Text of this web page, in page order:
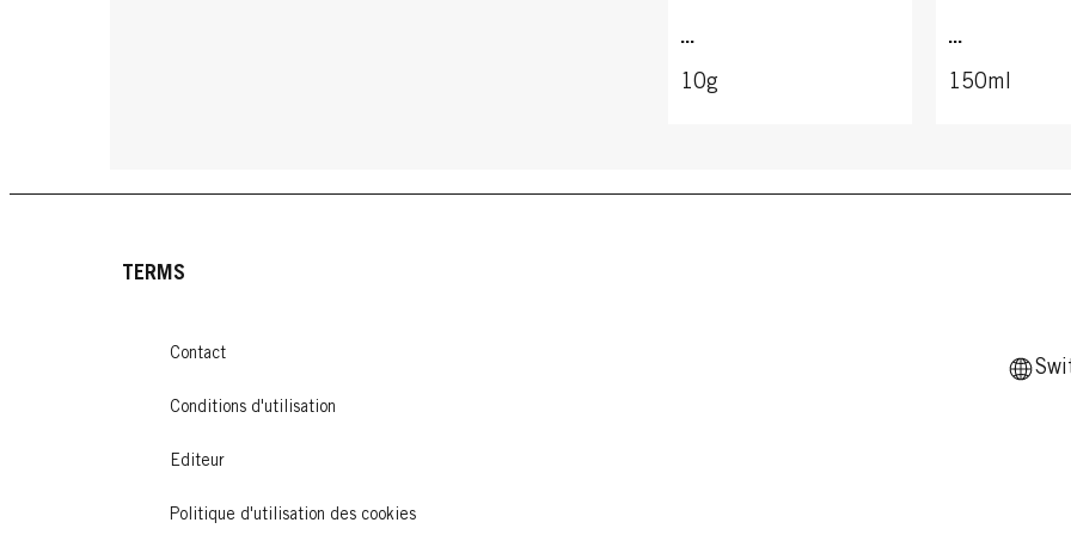
...
10g
...
150ml
TERMS
Contact
Conditions d'utilisation
Editeur
Politique d'utilisation des cookies